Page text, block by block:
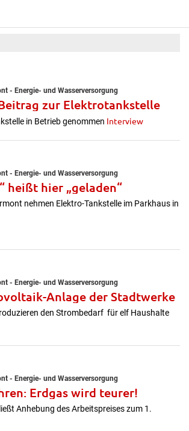
- Energie- und Wasserversorgung
zur Elektrotankstelle
in Betrieb genommen Interview
- Energie- und Wasserversorgung
heißt hier „geladen“
nehmen Elektro-Tankstelle im Parkhaus in
- Energie- und Wasserversorgung
Anlage der Stadtwerke
den Strombedarf für elf Haushalte
- Energie- und Wasserversorgung
Erdgas wird teurer!
Anhebung des Arbeitspreises zum 1.